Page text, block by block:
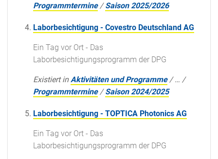
Programmtermine /Saison 2025/2026
Laborbesichtigung - Covestro Deutschland AG
Ein Tag vor Ort - Das
Laborbesichtigungsprogramm der DPG
Existiert in Aktivitäten und Programme /… /
Programmtermine /Saison 2024/2025
Laborbesichtigung - TOPTICA Photonics AG
Ein Tag vor Ort - Das
Laborbesichtigungsprogramm der DPG